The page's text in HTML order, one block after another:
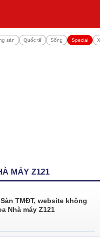
sản Quốc tế Sống Special
MÁY Z121
TMĐT, website không
Nhà máy Z121